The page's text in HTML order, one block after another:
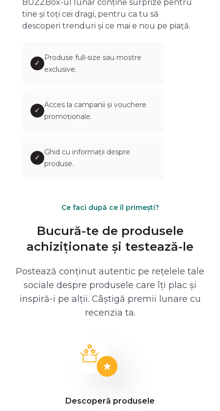
BUZZBox-ul lunar conține surprize pentru
tine și toți cei dragi, pentru ca tu să
descoperi trenduri și ce mai e nou pe piață.
✓
Produse full-size sau mostre
exclusive.
✓
Acces la campanii și vouchere
promoționale.
✓
Ghid cu informații despre
produse.
Ce faci după ce îl primești?
Bucură-te de produsele
achiziționate și testează-le
Postează conținut autentic pe rețelele tale
sociale despre produsele care îți plac și
inspiră-i pe alții. Câștigă premii lunare cu
recenzia ta.
Descoperă produsele